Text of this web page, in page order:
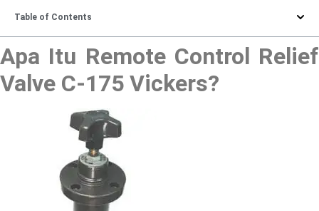
Table of Contents
Apa Itu Remote Control Relief
Valve C-175 Vickers?